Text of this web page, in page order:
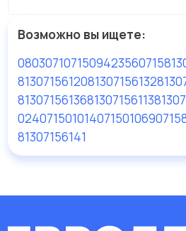
Возможно вы ищете:
0803071071509423560715
8130715612081307156132
8130715613681307156113
0240715010140715010690715
81307156141